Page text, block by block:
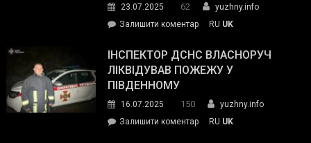
гуманітарну
допомогу
23.07.2025 62
yuzhny.info
Залишити коментарon
провів
нараду
силових
та
RU UK
ІНСПЕКТОР ДСНС ВЛАСНОРУЧ
ЛІКВІДУВАВ ПОЖЕЖУ У
ПІВДЕННОМУ
16.07.2025 150
yuzhny.info
Залишити коментарon
RU UK